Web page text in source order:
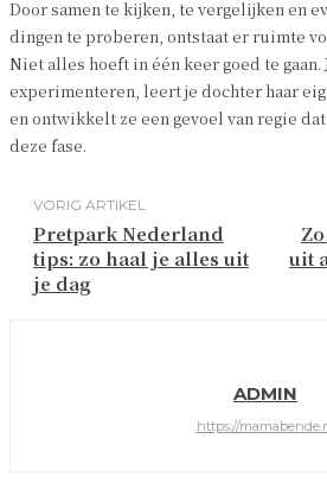
Door samen te kijken, te vergelijken en
dingen te proberen, ontstaat er ruimte
Niet alles hoeft in één keer goed te
experimenteren, leert je dochter haar
en ontwikkelt ze een gevoel van regie
deze fase.
VORIG ARTIKEL
Pretpark Nederland
tips: zo haal je alles uit
je dag
uit
ADMIN
https://